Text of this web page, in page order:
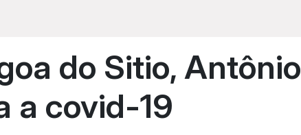
do Sitio, Antônio
a covid-19